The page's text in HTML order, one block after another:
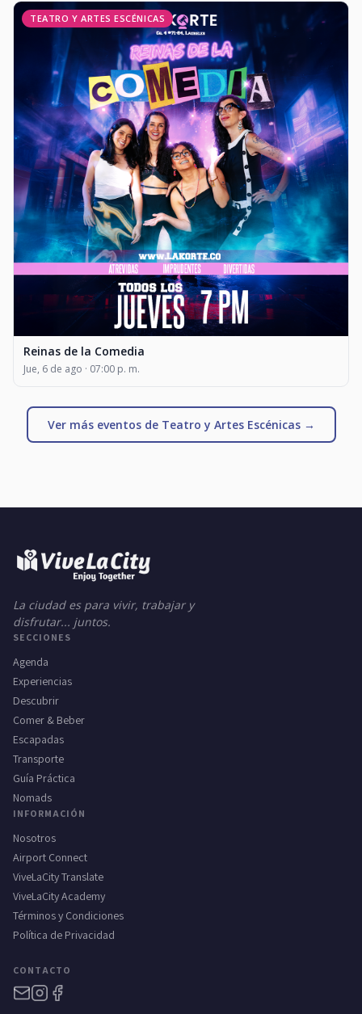
TEATRO Y ARTES ESCÉNICAS
Reinas de la Comedia
Jue, 6 de ago · 07:00 p. m.
Ver más eventos de Teatro y Artes Escénicas →
La ciudad es para vivir, trabajar y
disfrutar... juntos.
SECCIONES
Agenda
Experiencias
Descubrir
Comer & Beber
Escapadas
Transporte
Guía Práctica
Nomads
INFORMACIÓN
Nosotros
Airport Connect
ViveLaCity Translate
ViveLaCity Academy
Términos y Condiciones
Política de Privacidad
CONTACTO